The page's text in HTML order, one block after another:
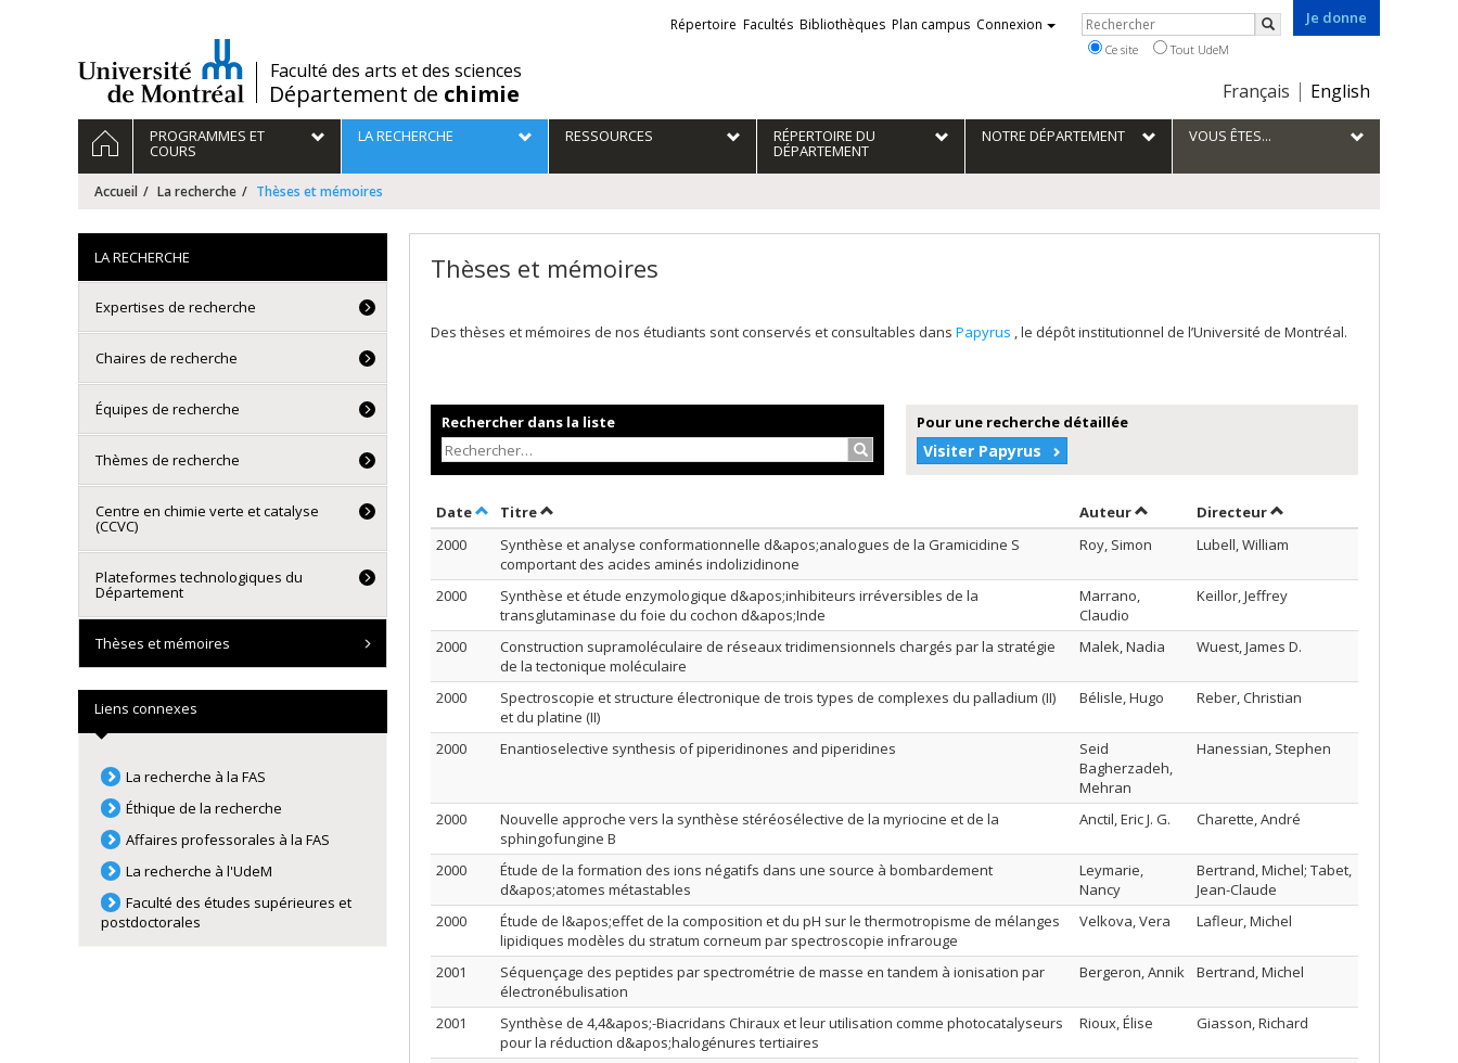
/Faculté des arts et des sciences
Département de chimie
Je donne
Choix
la
langue
Français English
Liens
externes
Répertoire Facultés Bibliothèques Plan campus Connexion Rechercher
Rechercher
Ce site Tout UdeM
Navigation
principale
ACCUEILPROGRAMMES ET
COURS
LA RECHERCHE RESSOURCES RÉPERTOIRE DU
DÉPARTEMENT
NOTRE DÉPARTEMENT VOUS ÊTES...
Accueil La recherche Thèses et mémoires
Thèses et mémoires
Des thèses et mémoires de nos étudiants sont conservés et consultables dans Papyrus , le dépôt institutionnel de l’Université de Montréal.
Rechercher dans la liste
Rechercher…
Pour une recherche détaillée
Visiter Papyrus
DateTrier par date en ordre décroissant
TitreTrier par titre en ordre décroissant AuteurTrier par auteur en ordre décroissant
Directeurpar contributeur en
2000
Synthèse et analyse conformationnelle d&apos;analogues de la Gramicidine S
comportant des acides aminés indolizidinone
Roy, Simon Lubell, William
2000
Synthèse et étude enzymologique d&apos;inhibiteurs irréversibles de la
transglutaminase du foie du cochon d&apos;Inde
Marrano,
Claudio
Keillor, Jeffrey
2000
Construction supramoléculaire de réseaux tridimensionnels chargés par la stratégie
de la tectonique moléculaire
Malek, Nadia Wuest, James D.
2000
Spectroscopie et structure électronique de trois types de complexes du palladium (II)
et du platine (II)
Bélisle, Hugo Reber, Christian
2000 Enantioselective synthesis of piperidinones and piperidines
Seid
Bagherzadeh,
Mehran
Hanessian, Stephen
2000
Nouvelle approche vers la synthèse stéréosélective de la myriocine et de la
sphingofungine B
Anctil, Eric J. G. Charette, André
2000
Étude de la formation des ions négatifs dans une source à bombardement
d&apos;atomes métastables
Leymarie,
Nancy
Bertrand, Michel; Tabet,
Jean-Claude
2000
Étude de l&apos;effet de la composition et du pH sur le thermotropisme de mélanges
lipidiques modèles du stratum corneum par spectroscopie infrarouge
Velkova, Vera Lafleur, Michel
2001
Séquençage des peptides par spectrométrie de masse en tandem à ionisation par
électronébulisation
Bergeron, Annik Bertrand, Michel
2001
Synthèse de 4,4&apos;-Biacridans Chiraux et leur utilisation comme photocatalyseurs
pour la réduction d&apos;halogénures tertiaires
Rioux, Élise Giasson, Richard
LA RECHERCHE
Expertises de recherche
Chaires de recherche
Équipes de recherche
Thèmes de recherche
Centre en chimie verte et catalyse
(CCVC)
Plateformes technologiques du
Département
Thèses et mémoires
Liens connexes
La recherche à la FAS
Éthique de la recherche
Affaires professorales à la FAS
La recherche à l'UdeM
Faculté des études supérieures et
postdoctorales